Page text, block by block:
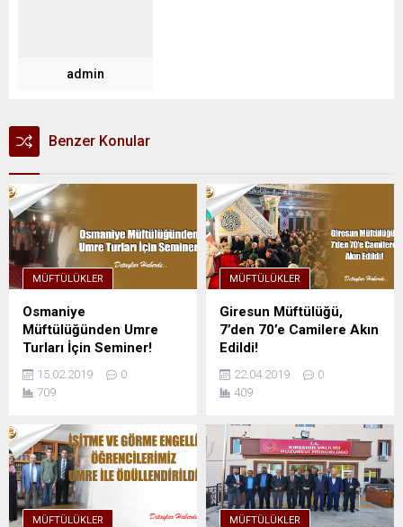
admin
Benzer Konular
MÜFTÜLÜKLER
Osmaniye
Müftülüğünden Umre
Turları İçin Seminer!
15.02.2019
0
709
MÜFTÜLÜKLER
Giresun Müftülüğü,
7’den 70’e Camilere Akın
Edildi!
22.04.2019
0
409
MÜFTÜLÜKLER MÜFTÜLÜKLER